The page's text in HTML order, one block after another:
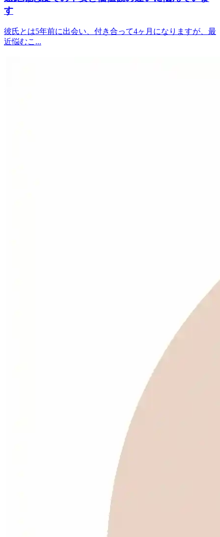
す
彼氏とは5年前に出会い、付き合って4ヶ月になりますが、最
近悩むこ...